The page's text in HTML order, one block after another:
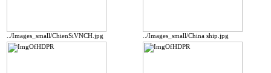
../Images_small/ChienSiVNCH.jpg ../Images_small/China ship.jpg